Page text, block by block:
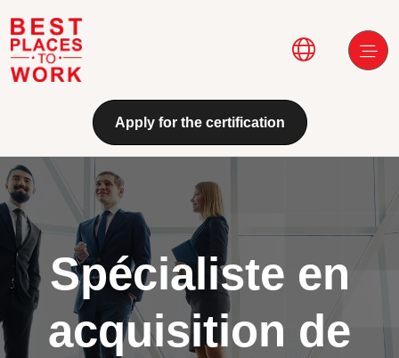
Aller au contenu principal
Main
Apply for the certification
Spécialiste en
acquisition de